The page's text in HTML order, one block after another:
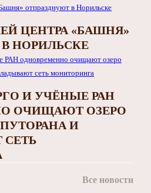
ЦЕНТРА «БАШНЯ»
НОРИЛЬСКЕ
И УЧЁНЫЕ РАН
ОЧИЩАЮТ ОЗЕРО
И
Все новости